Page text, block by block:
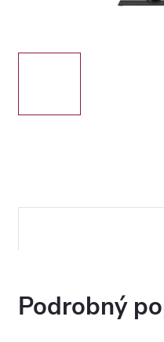
Podrobný